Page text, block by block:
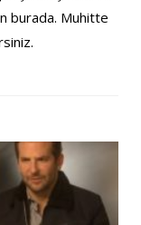
burada. Muhitte